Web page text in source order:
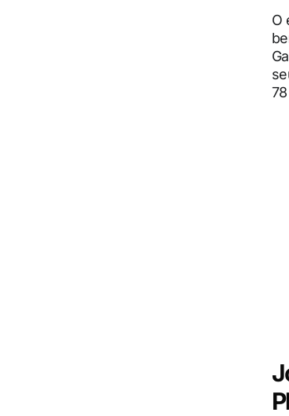
O